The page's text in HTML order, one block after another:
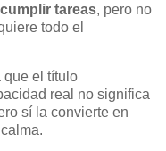
tareas, pero no
todo el
que el título
real no significa
sí la convierte en